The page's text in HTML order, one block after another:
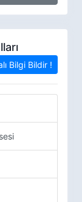
Bilgi Bildir !